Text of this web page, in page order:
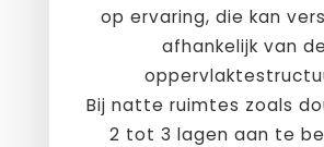
op ervaring, die kan
afhankelijk van de
Bij natte ruimtes zoals
2 tot 3 lagen aan te